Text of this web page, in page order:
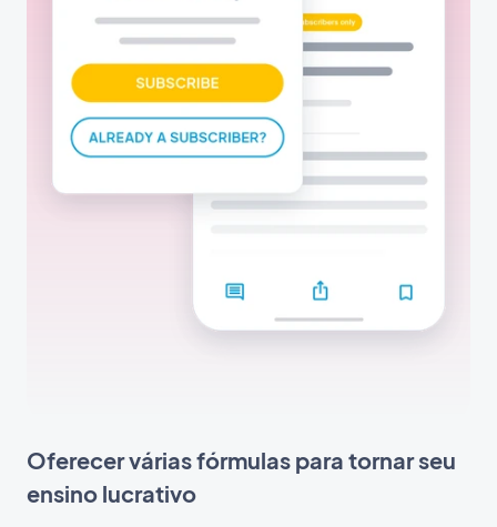
Oferecer várias fórmulas para tornar seu
ensino lucrativo